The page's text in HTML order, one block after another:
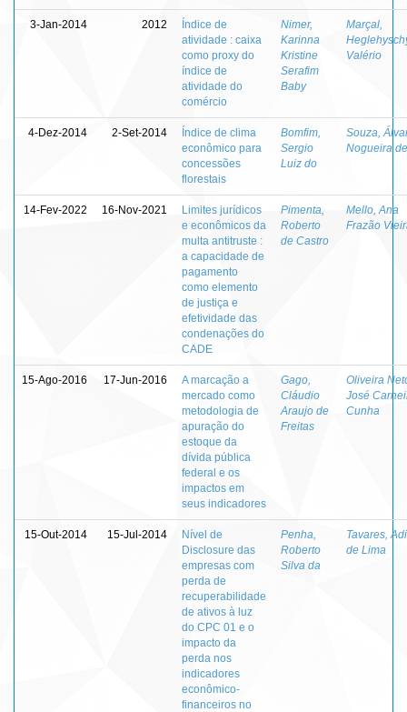
3-Jan-2014 2012
Índice de
atividade : caixa
como proxy do
índice de
atividade do
comércio
Nimer,
Karinna
Kristine
Serafim
Baby
Marçal,
Valério
4-Dez-2014 2-Set-2014
Índice de clima
econômico para
concessões
florestais
Bomfim,
Sergio
Luiz do
Souza,
Nogueira de
14-Fev-2022 16-Nov-2021
Limites jurídicos
e econômicos da
multa antitruste :
a capacidade de
pagamento
como elemento
de justiça e
efetividade das
condenações do
CADE
Pimenta,
Roberto
de Castro
Mello, Ana
Frazão
15-Ago-2016 17-Jun-2016
A marcação a
mercado como
metodologia de
apuração do
estoque da
dívida pública
federal e os
impactos em
seus indicadores
Gago,
Cláudio
Araujo de
Freitas
Oliveira
José
Cunha
15-Out-2014 15-Jul-2014
Nível de
Disclosure das
empresas com
perda de
recuperabilidade
de ativos à luz
do CPC 01 e o
impacto da
perda nos
indicadores
econômico-
financeiros no
Penha,
Roberto
Silva da
Tavares,
de Lima